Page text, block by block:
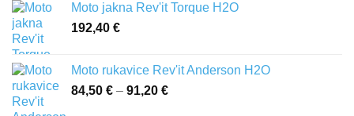
Moto jakna Rev'it Torque H2O
192,40 €
Moto rukavice Rev'it Anderson H2O
84,50 € – 91,20 €